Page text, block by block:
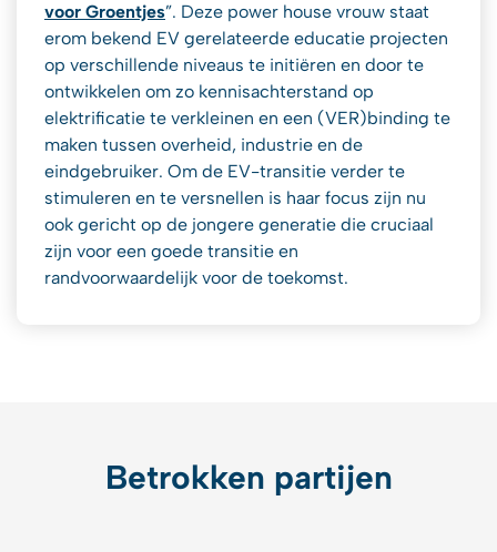
voor Groentjes”. Deze power house vrouw staat
erom bekend EV gerelateerde educatie projecten
op verschillende niveaus te initiëren en door te
ontwikkelen om zo kennisachterstand op
elektrificatie te verkleinen en een (VER)binding te
maken tussen overheid, industrie en de
eindgebruiker. Om de EV-transitie verder te
stimuleren en te versnellen is haar focus zijn nu
ook gericht op de jongere generatie die cruciaal
zijn voor een goede transitie en
randvoorwaardelijk voor de toekomst.
Betrokken partijen